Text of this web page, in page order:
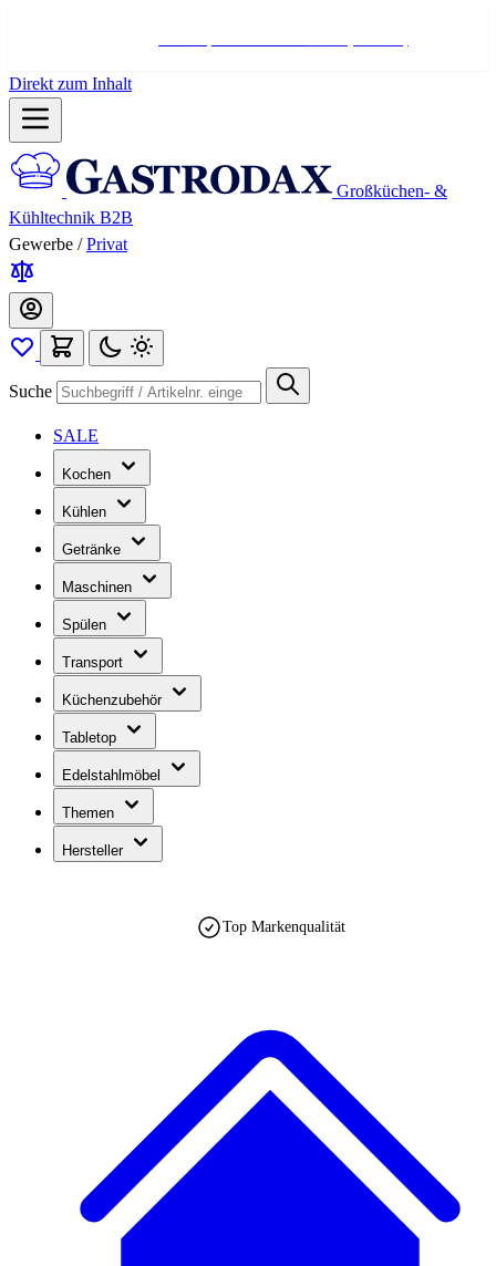
Direkt zum Inhalt
Großküchen- &
Kühltechnik B2B
Gewerbe / Privat
Suche
SALE
Kochen
Kühlen
Getränke
Maschinen
Spülen
Transport
Küchenzubehör
Tabletop
Edelstahlmöbel
Themen
Hersteller
Top Markenqualität